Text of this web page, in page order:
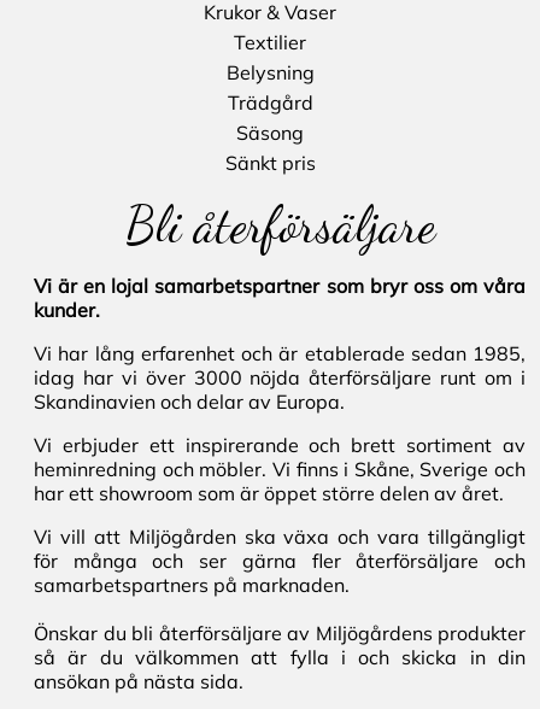
Krukor & Vaser
Textilier
Belysning
Trädgård
Säsong
Sänkt pris
Bli återförsäljare
Vi är en lojal samarbetspartner som bryr oss om våra
kunder.
Vi har lång erfarenhet och är etablerade sedan 1985,
idag har vi över 3000 nöjda återförsäljare runt om i
Skandinavien och delar av Europa.
Vi erbjuder ett inspirerande och brett sortiment av
heminredning och möbler. Vi finns i Skåne, Sverige och
har ett showroom som är öppet större delen av året.
Vi vill att Miljögården ska växa och vara tillgängligt
för många och ser gärna fler återförsäljare och
samarbetspartners på marknaden.
Önskar du bli återförsäljare av Miljögårdens produkter
så är du välkommen att fylla i och skicka in din
ansökan på nästa sida.